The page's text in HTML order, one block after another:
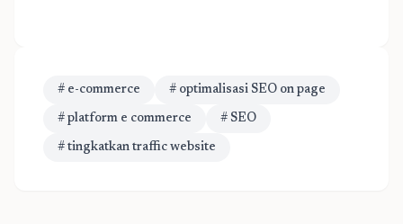
# e-commerce # optimalisasi SEO on page
# platform e commerce # SEO
# tingkatkan traffic website